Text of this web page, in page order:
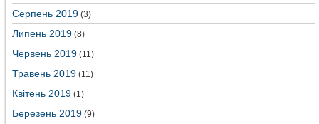
Серпень 2019 (3)
Липень 2019 (8)
Червень 2019 (11)
Травень 2019 (11)
Квітень 2019 (1)
Березень 2019 (9)